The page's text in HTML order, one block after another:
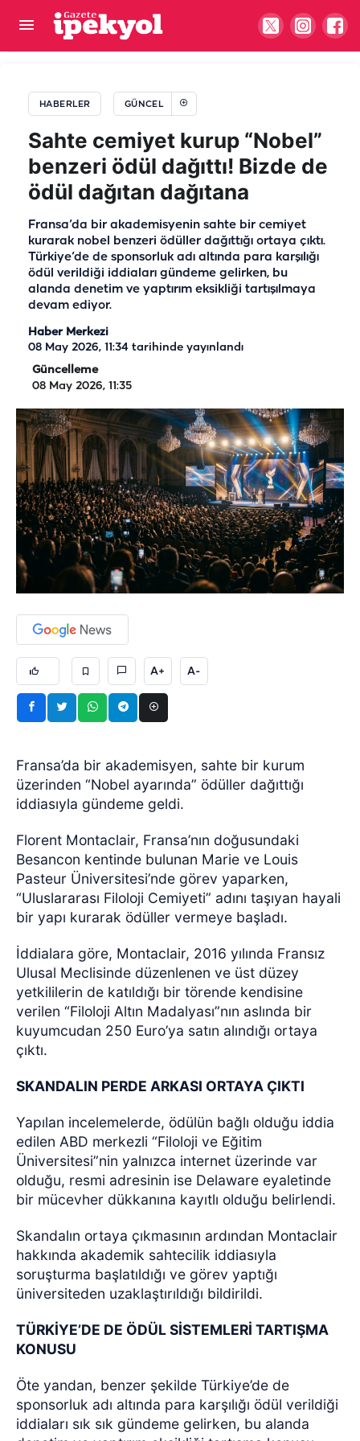
HABERLER GÜNCEL
Sahte cemiyet kurup “Nobel”
benzeri ödül dağıttı! Bizde de
ödül dağıtan dağıtana
Fransa’da bir akademisyenin sahte bir cemiyet
kurarak nobel benzeri ödüller dağıttığı ortaya çıktı.
Türkiye’de de sponsorluk adı altında para karşılığı
ödül verildiği iddiaları gündeme gelirken, bu
alanda denetim ve yaptırım eksikliği tartışılmaya
devam ediyor.
Haber Merkezi
08 May 2026, 11:34 tarihinde yayınlandı
Güncelleme
08 May 2026, 11:35
A+ A-
Fransa’da bir akademisyen, sahte bir kurum
üzerinden “Nobel ayarında” ödüller dağıttığı
iddiasıyla gündeme geldi.
Florent Montaclair, Fransa’nın doğusundaki
Besancon kentinde bulunan Marie ve Louis
Pasteur Üniversitesi’nde görev yaparken,
“Uluslararası Filoloji Cemiyeti” adını taşıyan hayali
bir yapı kurarak ödüller vermeye başladı.
İddialara göre, Montaclair, 2016 yılında Fransız
Ulusal Meclisinde düzenlenen ve üst düzey
yetkililerin de katıldığı bir törende kendisine
verilen “Filoloji Altın Madalyası”nın aslında bir
kuyumcudan 250 Euro’ya satın alındığı ortaya
çıktı.
SKANDALIN PERDE ARKASI ORTAYA ÇIKTI
Yapılan incelemelerde, ödülün bağlı olduğu iddia
edilen ABD merkezli “Filoloji ve Eğitim
Üniversitesi”nin yalnızca internet üzerinde var
olduğu, resmi adresinin ise Delaware eyaletinde
bir mücevher dükkanına kayıtlı olduğu belirlendi.
Skandalın ortaya çıkmasının ardından Montaclair
hakkında akademik sahtecilik iddiasıyla
soruşturma başlatıldığı ve görev yaptığı
üniversiteden uzaklaştırıldığı bildirildi.
TÜRKİYE’DE DE ÖDÜL SİSTEMLERİ TARTIŞMA
KONUSU
Öte yandan, benzer şekilde Türkiye’de de
sponsorluk adı altında para karşılığı ödül verildiği
iddiaları sık sık gündeme gelirken, bu alanda
Harran İlçe Emniyet Müdürlüğü'ne yeni atama